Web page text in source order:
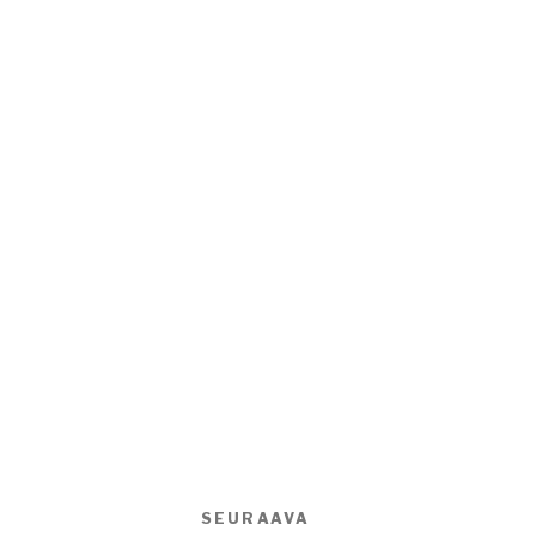
SEURAAVA